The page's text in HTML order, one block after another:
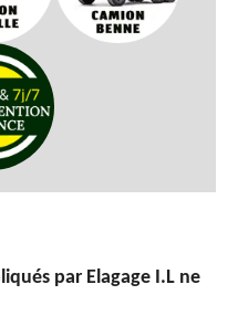
par Elagage I.L ne